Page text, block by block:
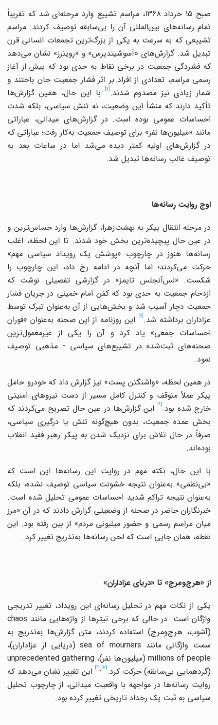
صبح ۱۵ خرداد ۱۳۶۸، مراسم تشییع وارد مرحله‌ای شد که تقریباً
تمام رسانه‌های بین‌المللی آن را بی‌سابقه توصیف کردند. مراسم
تشییعی که به سرعت به یکی از بزرگ‌ترین تجمعات انسانی قرن
تبدیل شد. گزارش‌های «آسوشیتدپرس» و «رویترز» نشان می‌دهد
که فشردگی جمعیت در برخی نقاط به حدی بود که پیش از آغاز
رسمی مراسم، تعدادی از افراد بر اثر فشار جمعیت جان باختند و
شمار زیادی نیز مصدوم شدند.[7]
با این حال، همین گزارش‌ها
تأکید دارند که منشأ این وضعیت، نه تنش سیاسی، بلکه شدت
احساسات عمومی بوده است. در گزارش‌های میدانی، عباراتی
مانند «میلیون‌ها نفر» برای توصیف جمعیت به‌کار رفت؛ عباراتی که
در گزارش‌های اولیه کمتر دیده می‌شد اما در ساعات بعد به
توصیف غالب رسانه‌ها تبدیل شد.
اوج روایت رسانه‌ها
در مرحله انتقال پیکر به بهشت‌زهرا، گزارش‌ها وارد حساس‌ترین و
در عین حال پیچیده‌ترین بخش خود شدند. تا این لحظه، اغلب
رسانه‌ها هنوز در چارچوب «پوشش یک رویداد سیاسی مهم»
حرکت می‌کردند؛ اما آنچه در ادامه رخ داد، این چارچوب را
شکست. «لس‌آنجلس تایمز» در گزارشی تفصیلی نوشت که
ازدحام جمعیت به حدی بود که کفن امام خمینی در جریان فشار
جمعیت دچار آسیب شد و بخش‌هایی از آن به‌عنوان تبرک توسط
عزاداران برداشته شد. این روزنامه از این صحنه به‌عنوان «فوران
احساسات جمعی» یاد کرد و آن را یکی از غیرمعمول‌ترین
صحنه‌های ثبت‌شده در تشییع‌های سیاسی - مذهبی توصیف
نمود.
در همین لحظه، «واشنگتن پست» نیز گزارش داد که خودرو حامل
پیکر عملاً متوقف و کنترل کامل مسیر از دست نیروهای امنیتی
خارج شده بود. این گزارش‌ها در عین حال تصریح می‌کردند که
بخش عمده جمعیت، بدون هیچ‌گونه تنش یا درگیری سیاسی،
صرفاً در حال تلاش برای نزدیک شدن به پیکر رهبر فقید انقلاب
بوده‌اند.
با این حال، نکته مهم در روایت این رسانه‌ها این است که
«بی‌نظمی» به‌عنوان نتیجه خشونت سیاسی توصیف نشده، بلکه
به‌عنوان نتیجه تراکم شدید احساسات عمومی تحلیل شده است.
خبرنگاران حاضر در صحنه از وضعیتی گزارش دادند که در آن «مرز
میان مراسم رسمی و حضور میلیونی مردم» از بین رفته بود. این
نقطه، همان جایی است که لحن رسانه‌ها به‌تدریج تغییر کرد.
از «هرج‌ومرج» تا «دریای عزاداران»
یکی از نکات مهم در تحلیل رسانه‌ای این رویداد، تغییر تدریجی
واژگان است. در حالی که برخی تیترها از واژه‌هایی مانند chaos
(آشوب، هرج‌ومرج) استفاده کردند، متن گزارش‌ها به‌تدریج به
سمت واژگانی مانند sea of mourners (دریایی از عزاداران)،
millions of people (میلیون‌ها نفر)، unprecedented gathering
(گردهمایی بی‌سابقه) حرکت کرد.
[11] این تغییر نشان می‌دهد که
روایت رسانه‌ها در مواجهه با واقعیت میدانی، از چارچوب تحلیل
سیاسی به ثبت یک رخداد تاریخی تغییر کرده بود.